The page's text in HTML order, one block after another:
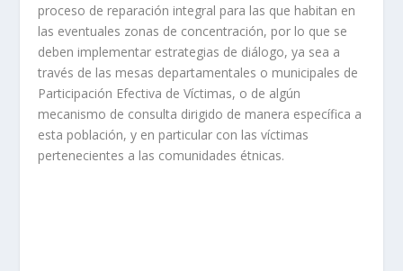
proceso de reparación integral para las que habitan en
las eventuales zonas de concentración, por lo que se
deben implementar estrategias de diálogo, ya sea a
través de las mesas departamentales o municipales de
Participación Efectiva de Víctimas, o de algún
mecanismo de consulta dirigido de manera específica a
esta población, y en particular con las víctimas
pertenecientes a las comunidades étnicas.